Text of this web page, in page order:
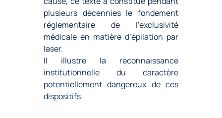
plusieurs décennies le fondement
réglementaire de l’exclusivité
médicale en matière d’épilation par
laser.
Il illustre la reconnaissance
institutionnelle du caractère
potentiellement dangereux de ces
dispositifs.